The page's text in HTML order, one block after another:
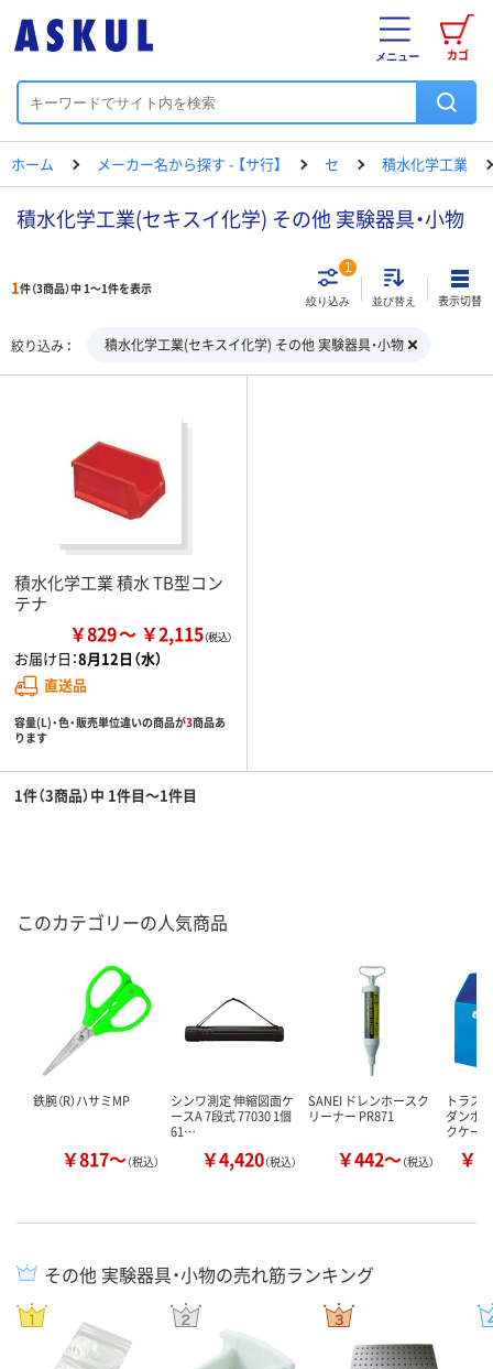
カゴ
メニュー
ホーム メーカー名から探す - 【サ行】 セ 積水化学工業
積水化学工業(セキスイ化学) その他 実験器具・小物
1件（3商品）中 1～1件を表示
絞り込み
1
並び替え 表示切替
絞り込み 積水化学工業(セキスイ化学) その他 実験器具・小物
積水化学工業 積水 TB型コン
テナ
￥829 ￥2,115
お届け日：8月12日（水）
直送品
容量(L)・色・販売単位違いの商品が3商品あ
ります
1件（3商品）中 1件目～1件目
このカテゴリーの人気商品
鉄腕（R）ハサミMP
￥817～（税込）
シンワ測定 伸縮図面ケ
ースA 7段式 77030 1個
61…
￥4,420（税込）
SANEI ドレンホースク
リーナー PR871
￥442～（税込）
トラス
ダンボ
クケー
￥
その他 実験器具・小物の売れ筋ランキング